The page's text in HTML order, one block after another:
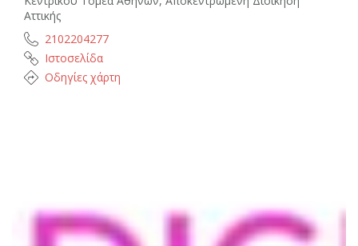
Αττικής
2102204277
Ιστοσελίδα
Οδηγίες χάρτη